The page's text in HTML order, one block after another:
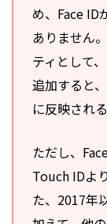
め、Face ID
ありません
ティとして
追加すると
に反映され
ただし、
Touch IDよ
た、2017年